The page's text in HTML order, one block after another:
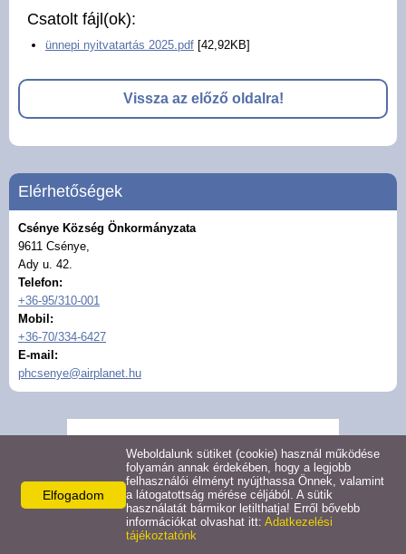
Intézmények
Uniós támogatás
Hirdetmények
Koronavírus
Közérdekű adatok
Civil szervezetek
Közművelődés
Látnivalók
Csatolt fájl(ok):
ünnepi nyitvatartás 2025.pdf [42,92KB]
Vissza az előző oldalra!
Elérhetőségek
Csénye Község Önkormányzata
9611 Csénye,
Ady u. 42.
Telefon:
+36-95/310-001
Mobil:
+36-70/334-6427
E-mail:
phcsenye@airplanet.hu
Elfogadom
Weboldalunk sütiket (cookie) használ működése
folyamán annak érdekében, hogy a legjobb
felhasználói élményt nyújthassa Önnek, valamint
a látogatottság mérése céljából. A sütik
használatát bármikor letilthatja! Erről bővebb
információkat olvashat itt: Adatkezelési
tájékoztatónk